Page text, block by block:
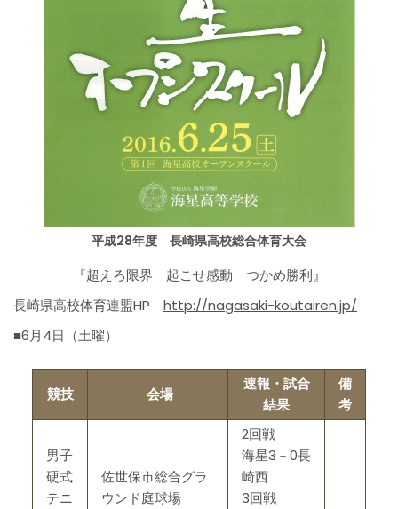
平成28年度 長崎県高校総合体育大会
『超えろ限界 起こせ感動 つかめ勝利』
長崎県高校体育連盟HP http://nagasaki-koutairen.jp/
■6月4日（土曜）
競技 会場
速報・試合
結果
備
考
男子
硬式
テニ
佐世保市総合グラ
ウンド庭球場
2回戦
海星3－0長
崎西
3回戦